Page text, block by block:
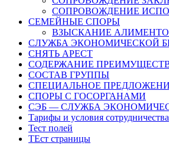
СОПРОВОЖДЕНИЕ
СЕМЕЙНЫЕ СПОРЫ
ВЗЫСКАНИЕ
СЛУЖБА ЭКОНОМИЧЕСКОЙ
СНЯТЬ АРЕСТ
СОДЕРЖАНИЕ
СОСТАВ ГРУППЫ
СПЕЦИАЛЬНОЕ
СПОРЫ С ГОСОРГАНАМИ
СЭБ — СЛУЖБА
Тарифы и условия сотрудничества
Тест полей
ТЕст страницы